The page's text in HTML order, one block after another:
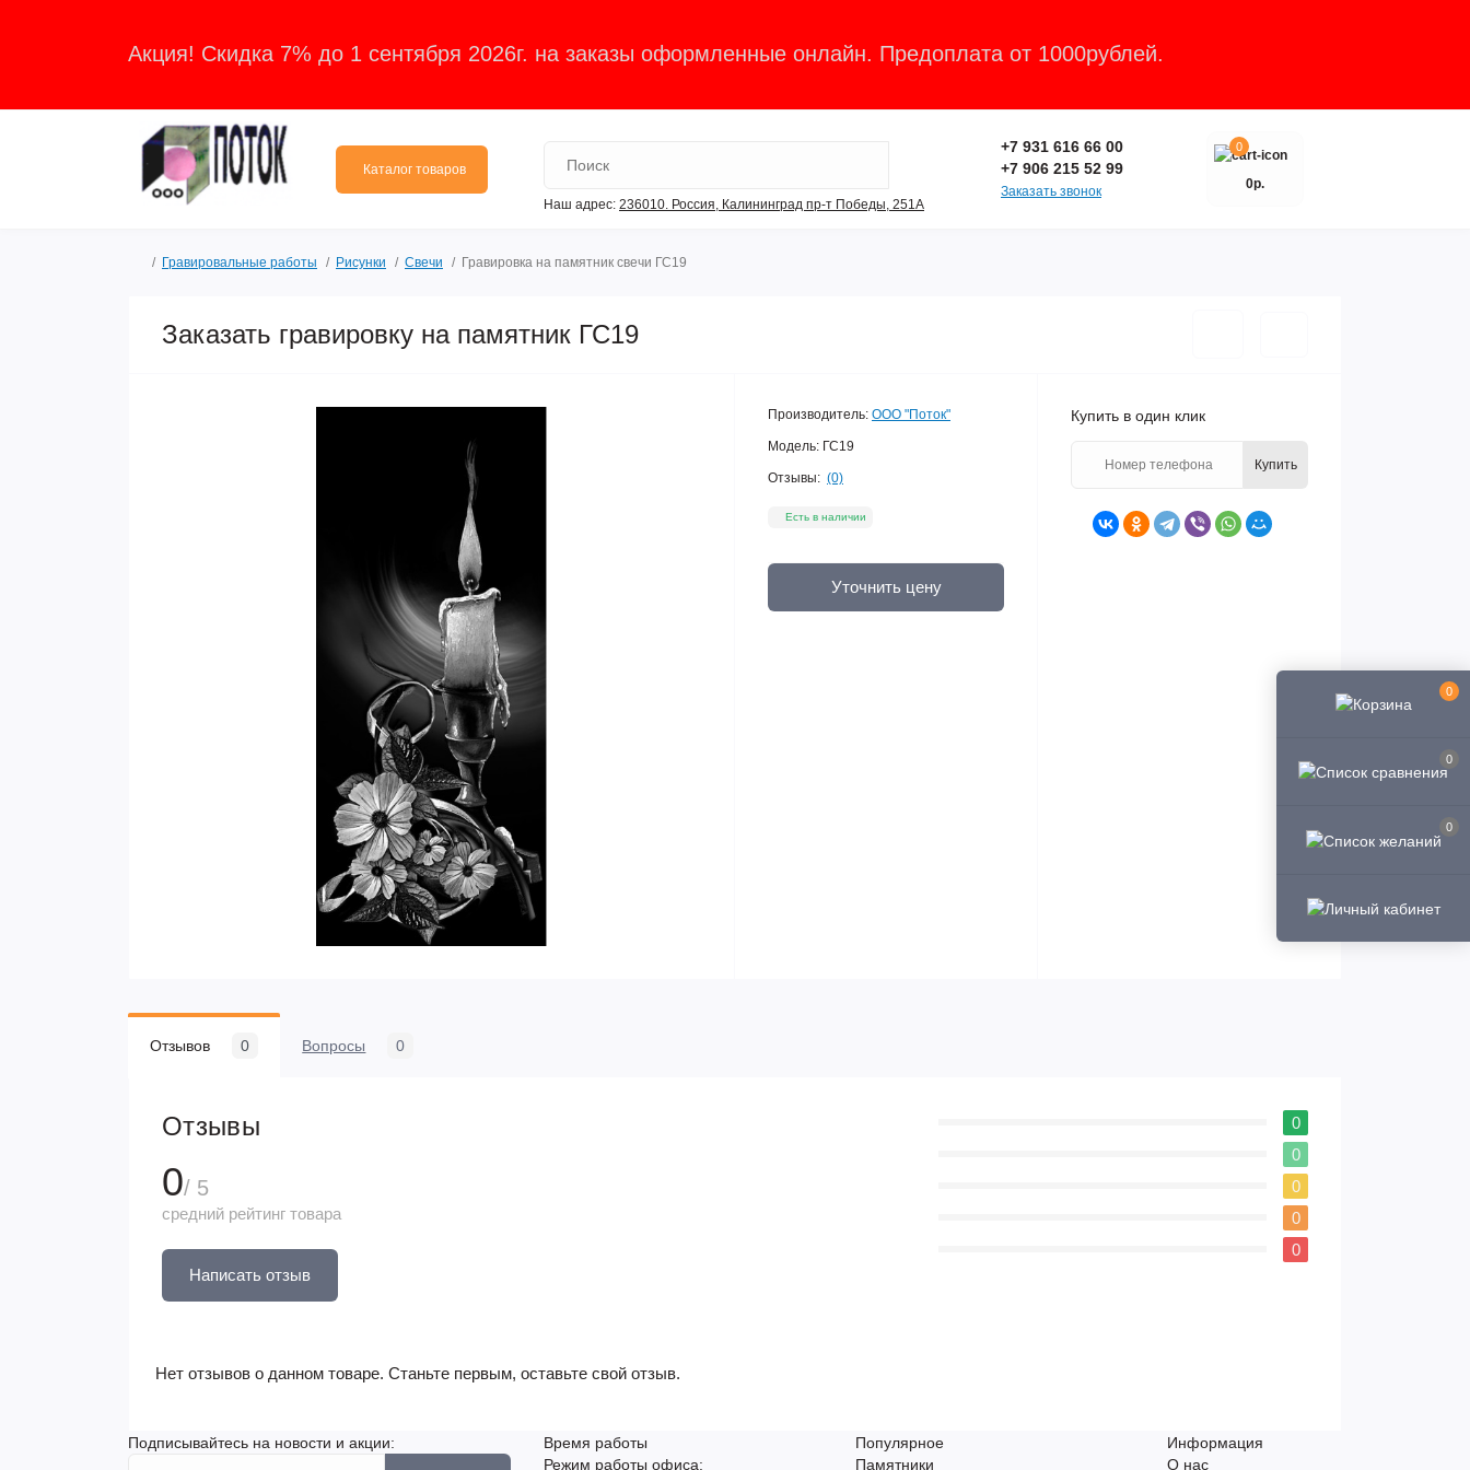
0
0
0
Акция! Скидка 7% до 1 сентября 2026г. на заказы оформленные онлайн. Предоплата от 1000рублей.
Каталог товаров
Наш адрес: 236010. Россия, Калининград пр-т Победы, 251А
+7 931 616 66 00
+7 906 215 52 99
Заказать звонок
0
0р.
Гравировальные работы Рисунки Свечи Гравировка на памятник свечи ГС19
Заказать гравировку на памятник ГС19
Производитель: ООО "Поток"
Модель: ГС19
Отзывы: (0)
Есть в наличии
Уточнить цену
Купить в один клик
Купить
Отзывов 0 Вопросы 0
Отзывы
0/ 5
средний рейтинг товара
Написать отзыв
0
0
0
0
0
Нет отзывов о данном товаре. Станьте первым, оставьте свой отзыв.
Подписывайтесь на новости и акции:
Время работы
Режим работы офиса:
Популярное
Памятники
Информация
О нас